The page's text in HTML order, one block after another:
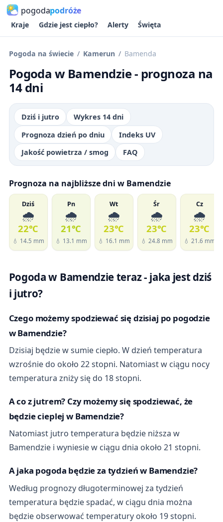
pogodapodróże
Kraje Gdzie jest ciepło? Alerty Święta
Pogoda na świecie Kamerun Bamenda
Pogoda w Bamendzie - prognoza na
14 dni
Dziś i jutro
Wykres 14 dni
Prognoza dzień po dniu
Indeks UV
Jakość powietrza / smog
FAQ
Prognoza na najbliższe dni w Bamendzie
Dziś
🌧️
22℃
💧 14.5 mm
Pn
🌧️
21℃
💧 13.1 mm
Wt
🌧️
23℃
💧 16.1 mm
Śr
🌧️
23℃
💧 24.8 mm
Cz
🌧️
23℃
💧 21.6 mm
Pogoda w Bamendzie teraz - jaka jest dziś
i jutro?
Czego możemy spodziewać się dzisiaj po pogodzie
w Bamendzie?
Dzisiaj będzie w sumie ciepło. W dzień temperatura
wzrośnie do około 22 stopni. Natomiast w ciągu nocy
temperatura zniży się do 18 stopni.
A co z jutrem? Czy możemy się spodziewać, że
będzie cieplej w Bamendzie?
Natomiast jutro temperatura będzie niższa w
Bamendzie i wyniesie w ciągu dnia około 21 stopni.
A jaka pogoda będzie za tydzień w Bamendzie?
Według prognozy długoterminowej za tydzień
temperatura będzie spadać, w ciągu dnia można
będzie obserwować temperatury około 19 stopni.